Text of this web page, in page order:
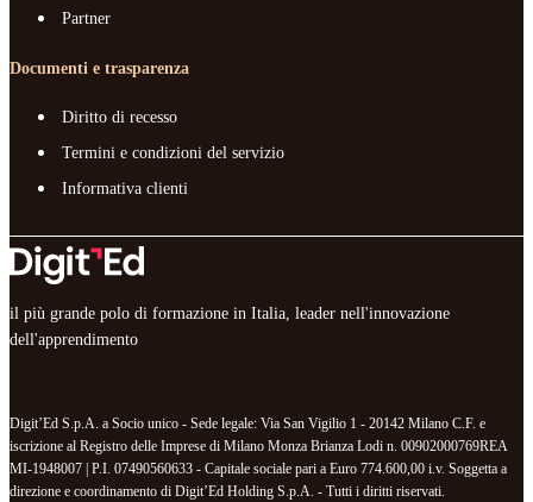
Partner
Documenti e trasparenza
Diritto di recesso
Termini e condizioni del servizio
Informativa clienti
il più grande polo di formazione in Italia, leader nell'innovazione
dell'apprendimento
Digit’Ed S.p.A. a Socio unico - Sede legale: Via San Vigilio 1 - 20142 Milano C.F. e
iscrizione al Registro delle Imprese di Milano Monza Brianza Lodi n. 00902000769REA
MI-1948007 | P.I. 07490560633 - Capitale sociale pari a Euro 774.600,00 i.v. Soggetta a
direzione e coordinamento di Digit’Ed Holding S.p.A. - Tutti i diritti riservati.